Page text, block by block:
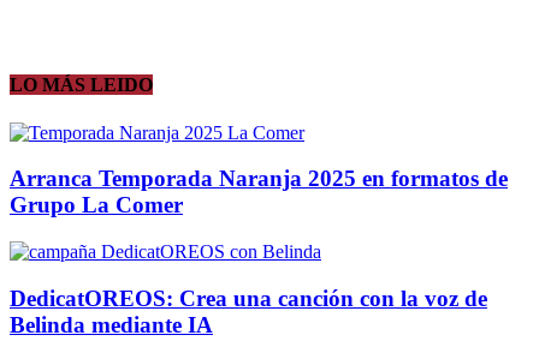
LO MÁS LEIDO
Arranca Temporada Naranja 2025 en formatos de
Grupo La Comer
DedicatOREOS: Crea una canción con la voz de
Belinda mediante IA